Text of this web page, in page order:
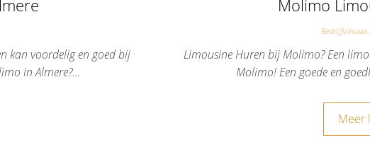
kan voordelig en goed bij
in Almere?…
Molimo
Bedrijfsnieuws
Limousine Huren bij Molimo? Een
Molimo! Een goede en
Meer